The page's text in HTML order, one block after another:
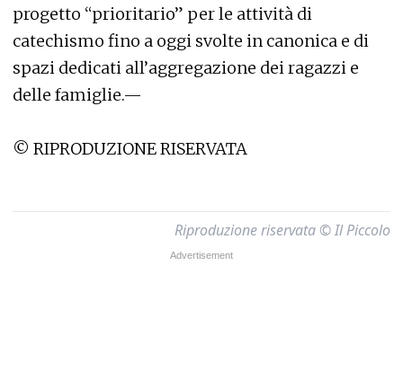
progetto “prioritario” per le attività di
catechismo fino a oggi svolte in canonica e di
spazi dedicati all’aggregazione dei ragazzi e
delle famiglie.—
© RIPRODUZIONE RISERVATA
Riproduzione riservata © Il Piccolo